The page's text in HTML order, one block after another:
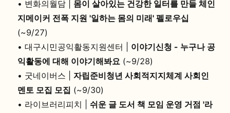
• 변화의월담 | 몸이 살아있는 건강한 일터를 만들 체인
지메이커 전폭 지원 '일하는 몸의 미래' 펠로우십
(~9/27)
• 대구시민공익활동지원센터 | 이야기신청 - 누구나 공
익활동에 대해 이야기해봐요(~9/28)
• 굿네이버스 | 자립준비청년 사회적지지체계 사회인
멘토 모집 모집 (~9/30)
• 라이브러리피치 | 쉬운 글 도서 책 모임 운영 거점 '라